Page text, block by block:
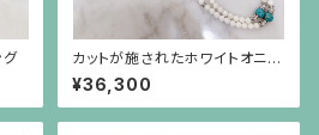
グ
カットが施されたホワイトオニキ
スと円盤型の水晶、ロンデル、彫
りが施されたターコイズのロン
グネックレス
¥36,300